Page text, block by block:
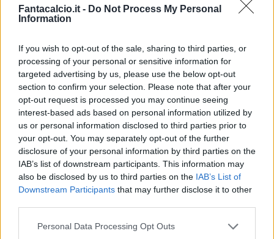
Fantacalcio.it - Do Not Process My Personal
Information
If you wish to opt-out of the sale, sharing to third parties, or
processing of your personal or sensitive information for
targeted advertising by us, please use the below opt-out
section to confirm your selection. Please note that after your
opt-out request is processed you may continue seeing
interest-based ads based on personal information utilized by
us or personal information disclosed to third parties prior to
your opt-out. You may separately opt-out of the further
disclosure of your personal information by third parties on the
IAB’s list of downstream participants. This information may
also be disclosed by us to third parties on the IAB’s List of
Downstream Participants that may further disclose it to other
Personal Data Processing Opt Outs
Classic Mantra
Riepilogo stagione
Titolare 0 - 0%
Entrato 0 - 0%
Squalificato 0 - 0%
Inutilizzato 38 - 100